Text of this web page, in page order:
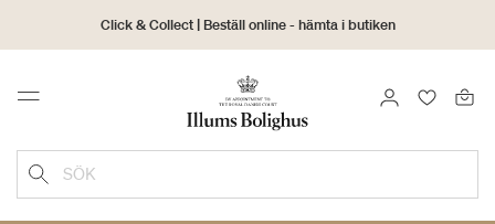
Click & Collect | Beställ online - hämta i butiken
30 dagars returrätt
Menu LOGGA IN
SÖK